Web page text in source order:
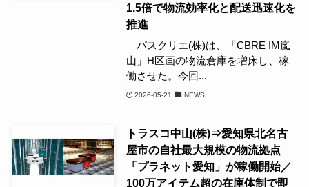
1.5倍で物流効率化と配送迅速化を
推進
パスクリエ(株)は、「CBRE IM嵐
山」H区画の物流倉庫を増床し、稼
働させた。今回...
2026-05-21 NEWS
トラスコ中山(株)⇒愛知県北名古
屋市の自社最大規模の物流拠点
「プラネット愛知」が稼働開始／
100万アイテム超の在庫体制で即